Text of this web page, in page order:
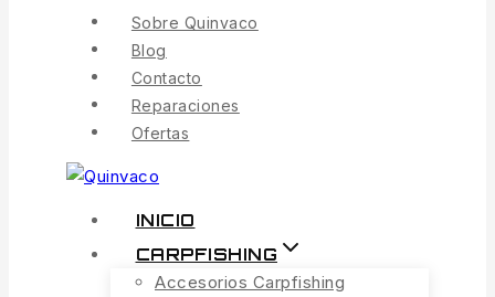
Sobre Quinvaco
Blog
Contacto
Reparaciones
Ofertas
INICIO
CARPFISHING
Accesorios Carpfishing